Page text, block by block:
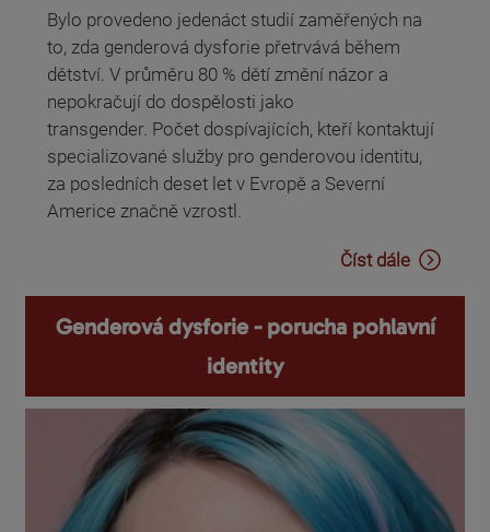
Bylo provedeno jedenáct studií zaměřených na
to, zda genderová dysforie přetrvává během
dětství. V průměru 80 % dětí změní názor a
nepokračují do dospělosti jako
transgender. Počet dospívajících, kteří kontaktují
specializované služby pro genderovou identitu,
za posledních deset let v Evropě a Severní
Americe značně vzrostl.
Číst dále
Genderová dysforie - porucha pohlavní
identity